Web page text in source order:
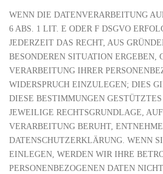
WENN DIE DATENVERARBEITUNG
6 ABS. 1 LIT. E ODER F DSGVO
JEDERZEIT DAS RECHT, AUS
BESONDEREN SITUATION ERGEBEN,
VERARBEITUNG IHRER
WIDERSPRUCH EINZULEGEN; DIES
DIESE BESTIMMUNGEN
JEWEILIGE RECHTSGRUNDLAGE,
VERARBEITUNG BERUHT,
DATENSCHUTZERKLÄRUNG. WENN
EINLEGEN, WERDEN WIR IHRE
PERSONENBEZOGENEN DATEN